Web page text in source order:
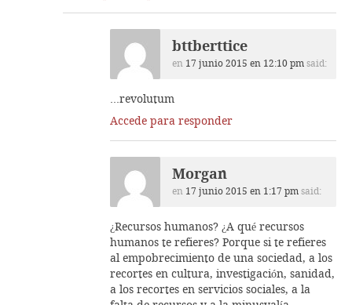
bttberttice
en 17 junio 2015 en 12:10 pm said:
…revolutum
Accede para responder
Morgan
en 17 junio 2015 en 1:17 pm said:
¿Recursos humanos? ¿A qué recursos
humanos te refieres? Porque si te refieres
al empobrecimiento de una sociedad, a los
recortes en cultura, investigación, sanidad,
a los recortes en servicios sociales, a la